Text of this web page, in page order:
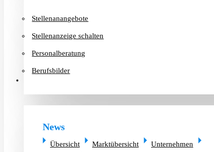
Stellenanangebote
Stellenanzeige schalten
Personalberatung
Berufsbilder
News
Übersicht Marktübersicht
Unternehmen